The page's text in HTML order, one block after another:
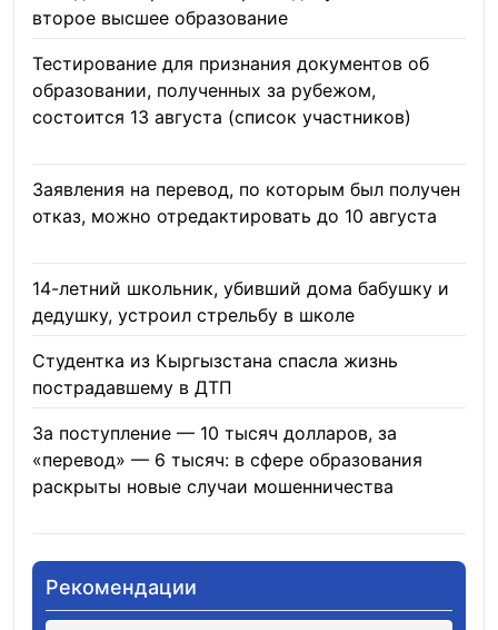
второе высшее образование
Тестирование для признания документов об
образовании, полученных за рубежом,
состоится 13 августа (список участников)
Заявления на перевод, по которым был получен
отказ, можно отредактировать до 10 августа
14-летний школьник, убивший дома бабушку и
дедушку, устроил стрельбу в школе
Студентка из Кыргызстана спасла жизнь
пострадавшему в ДТП
За поступление — 10 тысяч долларов, за
«перевод» — 6 тысяч: в сфере образования
раскрыты новые случаи мошенничества
Рекомендации